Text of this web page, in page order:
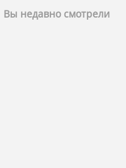
Вы недавно смотрели